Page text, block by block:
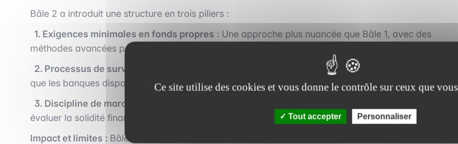
Bâle 2 a introduit une structure en trois piliers :
1. Exigences minimales en fonds propres : Une approche plus nuancée que Bâle 1, avec des
méthodes avancées pour calculer les risques de crédit, de marché et opérationnels.
2. Processus de surveillance prudentielle
: Renforcement du rôle des régulateurs pour s'assurer
que les banques disposent de processus adéquats pour évaluer et gérer leurs risques.
3. Discipline de marché
évaluer la solidité financière des banques.
Impact et limites : Bâle 2 a marqué une amélioration significative en permettant aux banques
Ce site utilise des cookies et vous donne le contrôle sur ceux que
Tout accepter Personnaliser